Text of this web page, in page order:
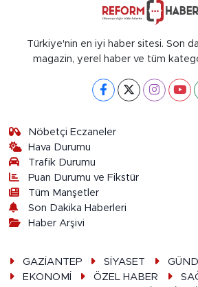
Türkiye'nin en iyi haber sitesi. Son
magazin, yerel haber ve tüm
Nöbetçi Eczaneler
Hava Durumu
Trafik Durumu
Puan Durumu ve Fikstür
Tüm Manşetler
Son Dakika Haberleri
Haber Arşivi
GAZİANTEP SİYASET
EKONOMİ
ÖZEL HABER